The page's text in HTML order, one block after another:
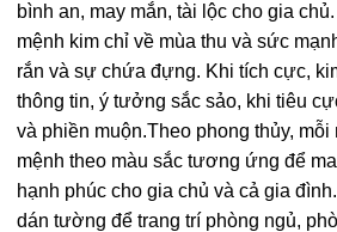
bình an, may mắn, tài lộc cho gia
mệnh kim chỉ về mùa thu và sức
rắn và sự chứa đựng. Khi tích cực,
thông tin, ý tưởng sắc sảo, khi tiêu
và phiền muộn.Theo phong thủy,
mệnh theo màu sắc tương ứng để
hạnh phúc cho gia chủ và cả gia
dán tường để trang trí phòng ngủ,